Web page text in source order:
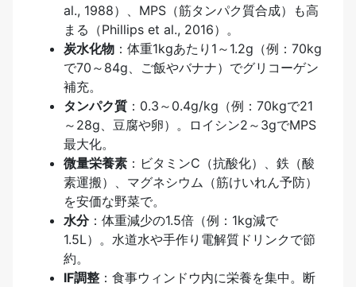
al., 1988）、MPS（筋タンパク質合成）も高
まる（Phillips et al., 2016）。
炭水化物 ：体重1kgあたり1～1.2g（例：70kg
で70～84g、ご飯やバナナ）でグリコーゲン
補充。
タンパク質 ：0.3～0.4g/kg（例：70kgで21
～28g、豆腐や卵）。ロイシン2～3gでMPS
最大化。
微量栄養素 ：ビタミンC（抗酸化）、鉄（酸
素運搬）、マグネシウム（筋けいれん予防）
を安価な野菜で。
水分：体重減少の1.5倍（例：1kg減で
1.5L）。水道水や手作り電解質ドリンクで節
約。
IF調整 ：食事ウィンドウ内に栄養を集中。断